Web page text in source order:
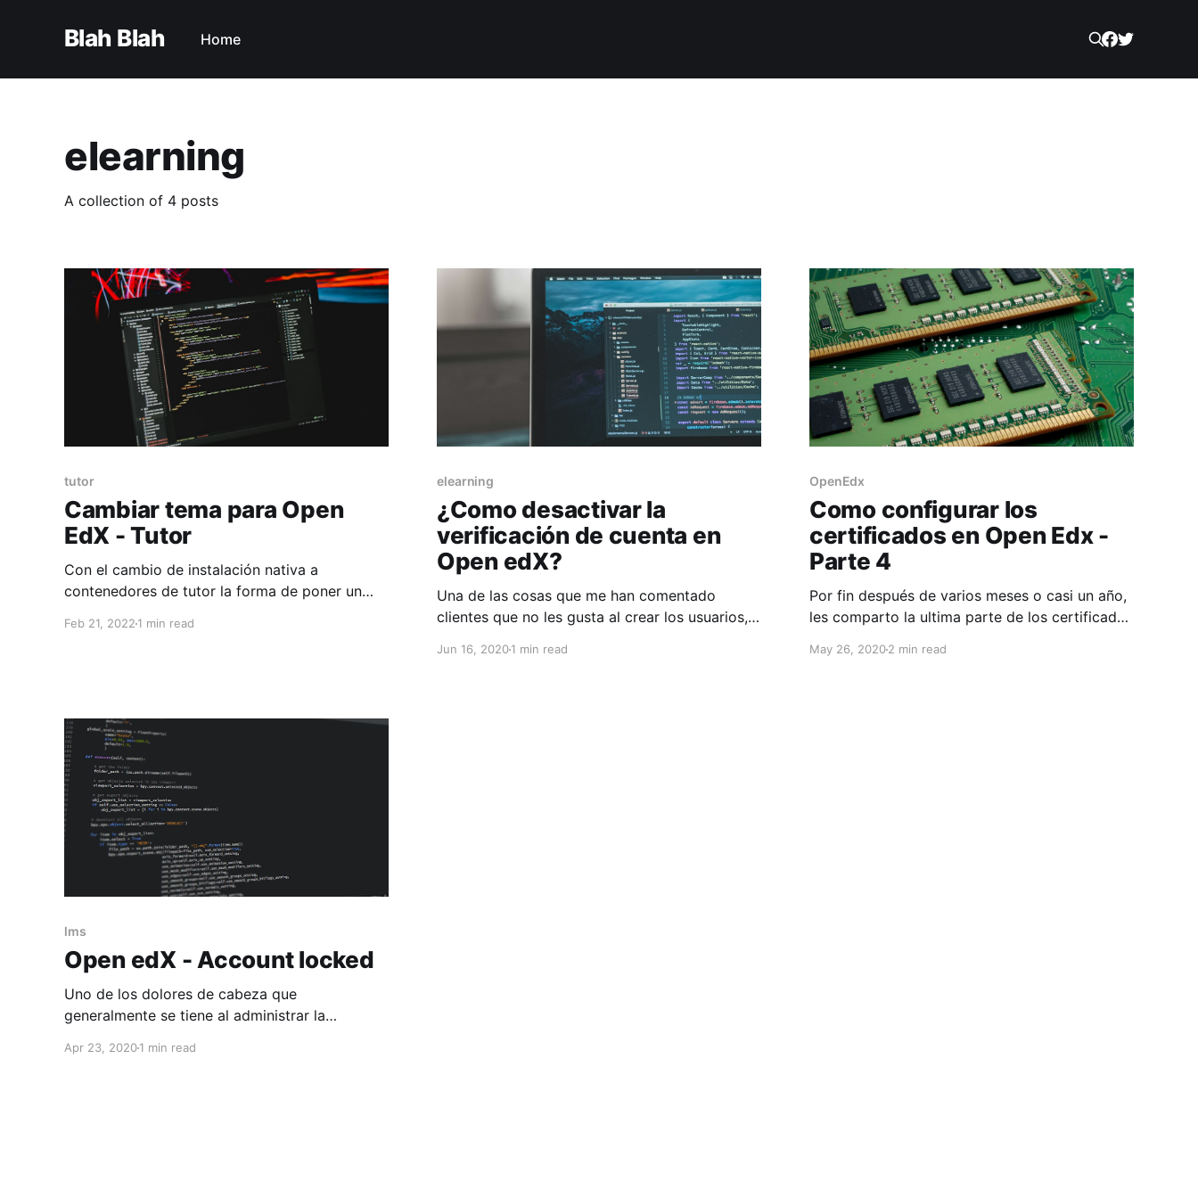
Blah Blah Home
elearning
A collection of 4 posts
tutor
Cambiar tema para Open
EdX - Tutor
Con el cambio de instalación nativa a
contenedores de tutor la forma de poner un
de tener ya el tema terminado y aplicarlo a la
Feb 21, 2022 1 min read
elearning
¿Como desactivar la
verificación de cuenta en
Open edX?
Una de las cosas que me han comentado
clientes que no les gusta al crear los usuarios,
vez que concluye el registro. Entonces veremos
Jun 16, 20201 min read
OpenEdx
Como configurar los
certificados en Open Edx -
Parte 4
Por fin después de varios meses o casi un año,
les comparto la ultima parte de los certificados
configuraciones al fin tenemos activada la
May 26, 20202 min read
lms
Open edX - Account locked
Uno de los dolores de cabeza que
generalmente se tiene al administrar la
exceso de intento de ingresar con los datos
Apr 23, 20201 min read